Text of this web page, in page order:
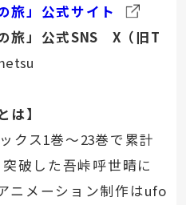
旅」公式サイト
旅」公式SNS X （旧T
は】
クス1巻～23巻で累計
破した吾峠呼世晴に
ニメーション制作はufo